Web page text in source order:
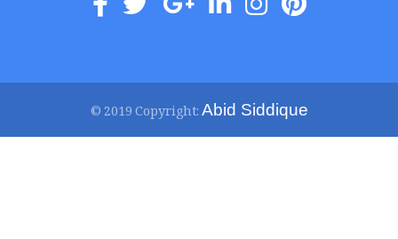
© 2019 Copyright:Abid Siddique